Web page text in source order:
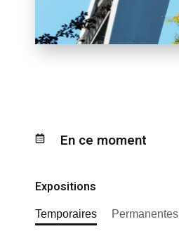
En ce moment
Expositions
Temporaires Permanentes